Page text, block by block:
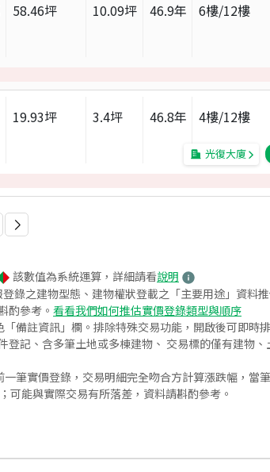
58.46坪 10.09坪 46.9年 6樓/12樓
19.93坪 3.4坪 46.8年 4樓/12樓
光復大廈
該數值為系統運算，詳細請看說明
錄之建物型態、建物權狀登載之「主要用途」資料
酌參考。 看看我們如何推估實價登錄類型與順序
備註資訊」欄。排除特殊交易功能，開啟後可即時
記、含多筆土地或多棟建物、 交易標的僅有建物
筆實價登錄，交易明細完全吻合方計算漲跌幅，當
能與實際交易有所落差，資料請斟酌參考。